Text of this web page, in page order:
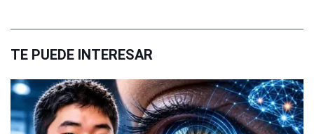
TE PUEDE INTERESAR